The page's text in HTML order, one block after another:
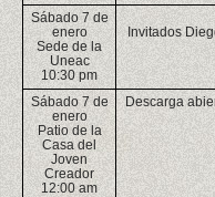
Sábado 7 de
enero
Sede de la
Uneac
10:30 pm
Invitados
Sábado 7 de
enero
Patio de la
Casa del
Joven
Creador
12:00 am
Descarga